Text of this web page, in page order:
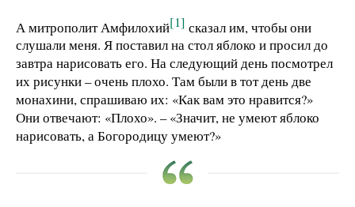
А митрополит Амфилохий[1] сказал им, чтобы они
слушали меня. Я поставил на стол яблоко и просил до
завтра нарисовать его. На следующий день посмотрел
их рисунки – очень плохо. Там были в тот день две
монахини, спрашиваю их: «Как вам это нравится?»
Они отвечают: «Плохо». – «Значит, не умеют яблоко
нарисовать, а Богородицу умеют?»